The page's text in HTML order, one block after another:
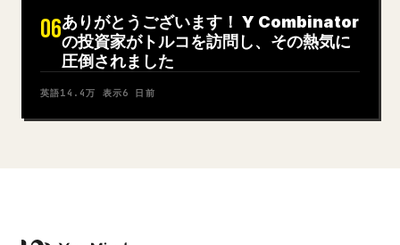
06ありがとうございます！ Y Combinator
の投資家がトルコを訪問し、その熱気に
圧倒されました
英語14.4万 表示6 日前